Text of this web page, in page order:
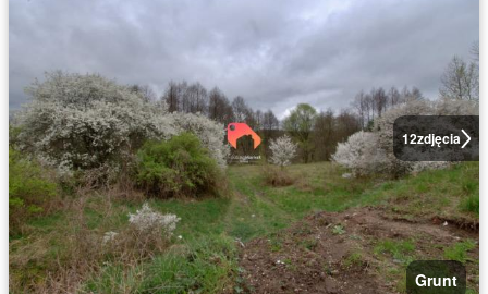
12zdjęcia
Grunt